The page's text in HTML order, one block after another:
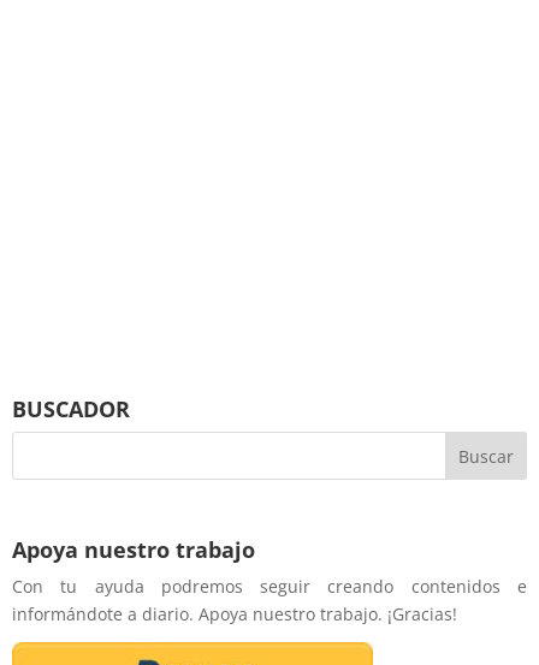
BUSCADOR
Apoya nuestro trabajo
Con tu ayuda podremos seguir creando contenidos e
informándote a diario. Apoya nuestro trabajo. ¡Gracias!